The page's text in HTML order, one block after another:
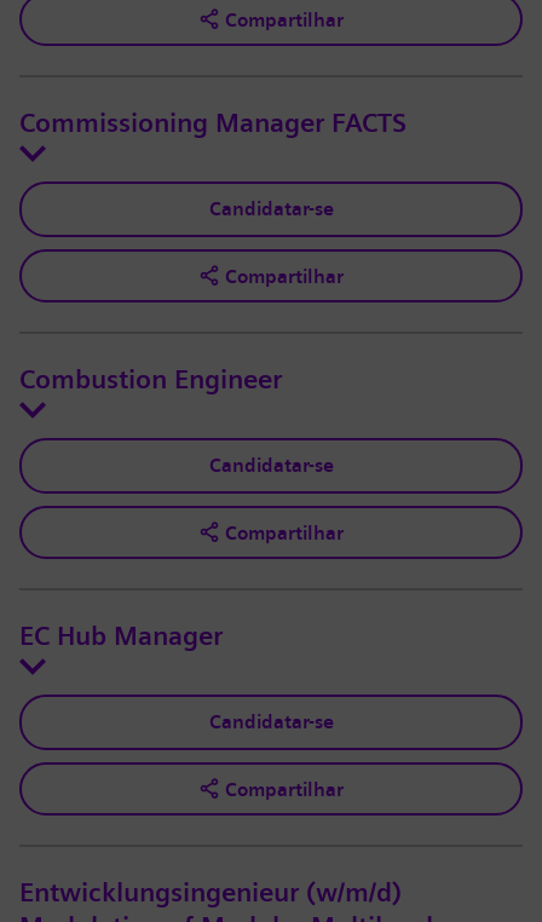
Compartilhar
Commissioning Manager FACTS
Candidatar-se
Compartilhar
Combustion Engineer
Candidatar-se
Compartilhar
EC Hub Manager
Candidatar-se
Compartilhar
Entwicklungsingenieur (w/m/d)